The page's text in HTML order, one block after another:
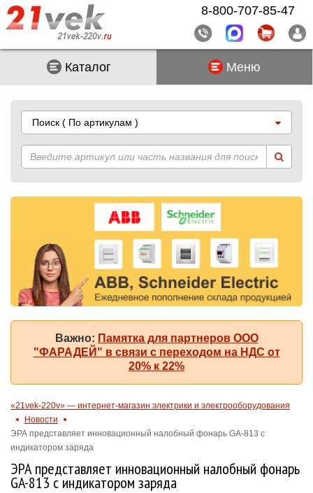
Каталог Меню
Поиск ( По артикулам )
Важно: Памятка для партнеров ООО
"ФАРАДЕЙ" в связи с переходом на НДС от
20% к 22%
«21vek-220v» — интернет-магазин электрики и электрооборудования
Новости
ЭРА представляет инновационный налобный фонарь GA-813 с
индикатором заряда
ЭРА представляет инновационный налобный фонарь
GA-813 с индикатором заряда
8-800-707-85-47